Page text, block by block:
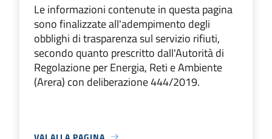
Le informazioni contenute in questa pagina
sono finalizzate all'adempimento degli
obblighi di trasparenza sul servizio rifiuti,
secondo quanto prescritto dall'Autorità di
Regolazione per Energia, Reti e Ambiente
(Arera) con deliberazione 444/2019.